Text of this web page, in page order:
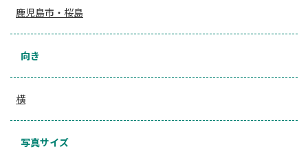
鹿児島市・桜島
向き
横
写真サイズ